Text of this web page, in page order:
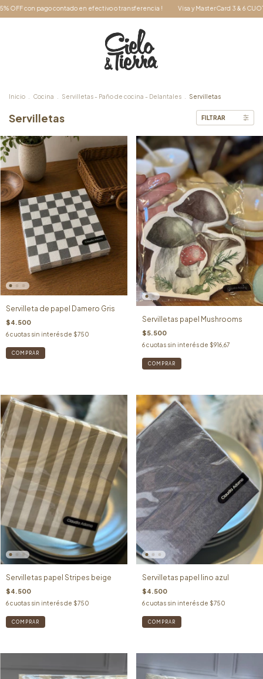
! Visa y MasterCard 3 & 6 CUOTAS SIN INTERÉS 15% OFF con pago contado
Inicio Cocina Servilletas - Paño de cocina - Delantales Servilletas
Servilletas FILTRAR
Servilleta de papel Damero Gris
$4.500
6cuotas sin interés de $750
Servilletas papel Mushrooms
$5.500
6 cuotas sin interés de $916,67
Servilletas papel Stripes beige
$4.500
6cuotas sin interés de $750
Servilletas papel lino azul
$4.500
6 cuotas sin interés de $750